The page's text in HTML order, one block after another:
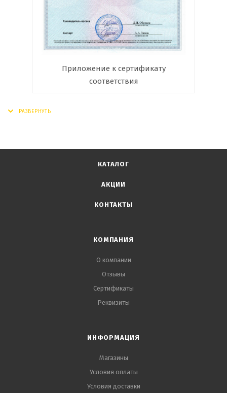
Приложение к сертификату
соответствия
КАТАЛОГ
АКЦИИ
КОНТАКТЫ
КОМПАНИЯ
О компании
Отзывы
Сертификаты
Реквизиты
ИНФОРМАЦИЯ
Магазины
Условия оплаты
Условия доставки